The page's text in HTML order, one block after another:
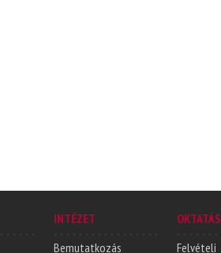
INTÉZET
Bemutatkozás
OKTATÁS
Felvételi